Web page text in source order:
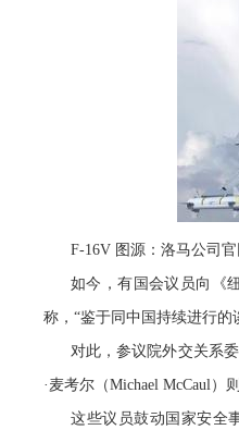
F-16V 图源：洛马公司官
如今，有国会议员向《
称，“鉴于同中国持续进行
对此，参议院外交关系
·麦考尔（Michael McCaul）
这些议员鼓动国家安全